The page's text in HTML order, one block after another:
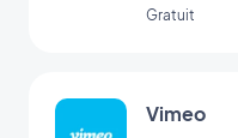
Gratuit
Vimeo